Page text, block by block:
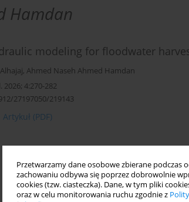
Przetwarzamy dane osobowe zbierane podczas
zachowaniu odbywa się poprzez dobrowolnie
cookies (tzw. ciasteczka). Dane, w tym pliki
oraz w celu monitorowania ruchu zgodnie z
Hamdan
modeling for floodwater
, Ahmed Naseh Ahmed Hamdan
2026; 4:270-282
27197050/219143
Artykuł (PDF)